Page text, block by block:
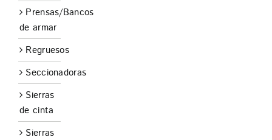
Prensas/Bancos
de armar
Regruesos
Seccionadoras
Sierras
de cinta
Sierras